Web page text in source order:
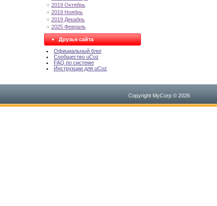
2019 Октябрь
2019 Ноябрь
2019 Декабрь
2025 Февраль
Друзья сайта
Официальный блог
Сообщество uCoz
FAQ по системе
Инструкции для uCoz
Copyright MyCorp © 2026